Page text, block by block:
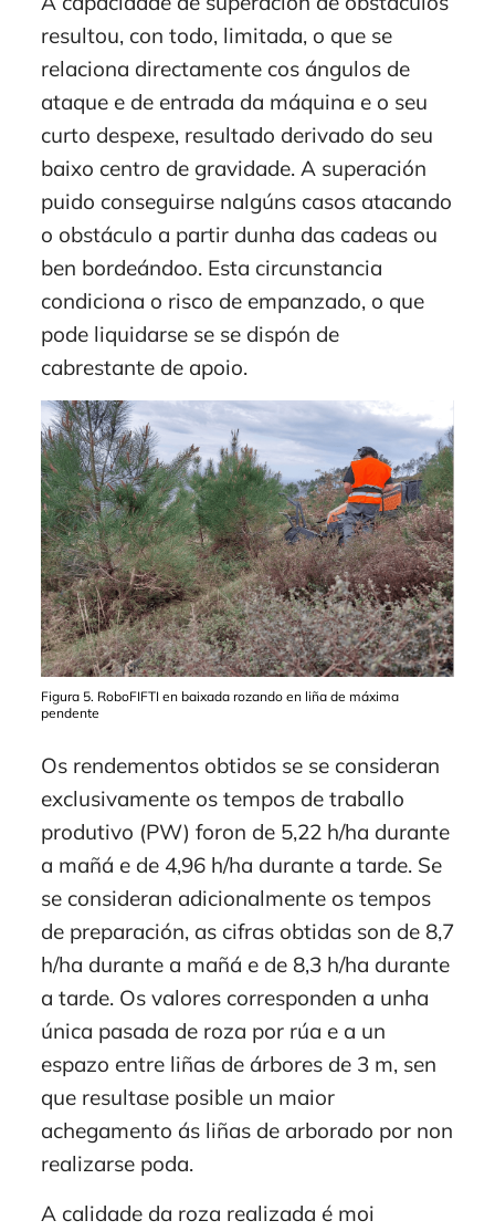
resultou, con todo, limitada, o que se
relaciona directamente cos ángulos de
ataque e de entrada da máquina e o seu
curto despexe, resultado derivado do seu
baixo centro de gravidade. A superación
puido conseguirse nalgúns casos atacando
o obstáculo a partir dunha das cadeas ou
ben bordeándoo. Esta circunstancia
condiciona o risco de empanzado, o que
pode liquidarse se se dispón de
cabrestante de apoio.
Figura 5. RoboFIFTI en baixada rozando en liña de máxima
pendente
Os rendementos obtidos se se consideran
exclusivamente os tempos de traballo
produtivo (PW) foron de 5,22 h/ha durante
a mañá e de 4,96 h/ha durante a tarde. Se
se consideran adicionalmente os tempos
de preparación, as cifras obtidas son de 8,7
h/ha durante a mañá e de 8,3 h/ha durante
a tarde. Os valores corresponden a unha
única pasada de roza por rúa e a un
espazo entre liñas de árbores de 3 m, sen
que resultase posible un maior
achegamento ás liñas de arborado por non
realizarse poda.
A calidade da roza realizada é moi